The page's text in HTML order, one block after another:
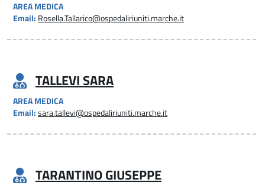
AREA MEDICA
Email: Rosella.Tallarico@ospedaliriuniti.marche.it
TALLEVI SARA
AREA MEDICA
Email: sara.tallevi@ospedaliriuniti.marche.it
TARANTINO GIUSEPPE